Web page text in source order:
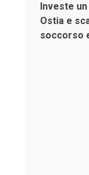
Investe
Ostia e
soccorso